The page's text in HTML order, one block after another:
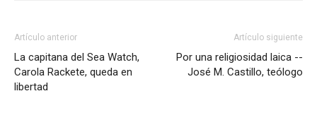
Artículo anterior
La capitana del Sea Watch,
Carola Rackete, queda en
libertad
Artículo siguiente
Por una religiosidad laica --
José M. Castillo, teólogo